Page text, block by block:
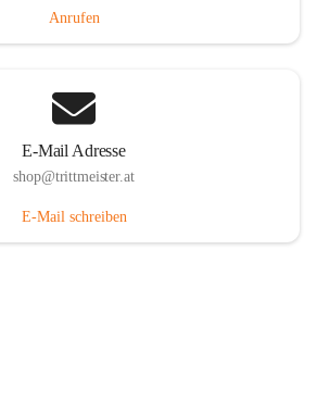
Anrufen
E-Mail Adresse
shop@trittmeister.at
E-Mail schreiben